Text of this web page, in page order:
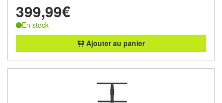
399,99€
En stock
Ajouter au panier